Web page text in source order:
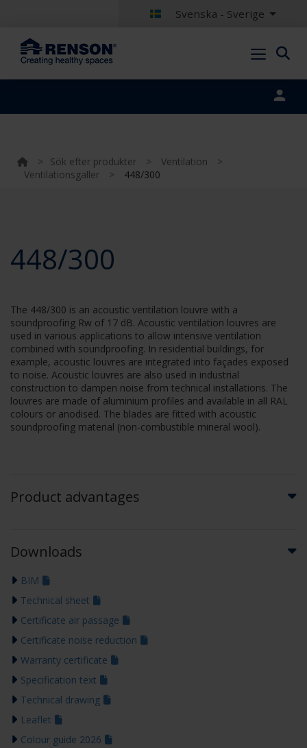
Svenska - Sverige
> Sök efter produkter > Ventilation
>
Ventilationsgaller
> 448/300
448/300
The 448/300 is an acoustic ventilation louvre with a
soundproofing Rw of 17 dB. Acoustic ventilation louvres are
used in various applications to allow intensive ventilation
combined with soundproofing. In residential buildings, for
example, acoustic louvres are integrated into façades exposed
to noise. Acoustic louvres are also used in industrial
construction to dampen noise from technical installations. The
louvres are made of aluminium profiles and available in all RAL
colours or anodised. The blades are fitted with acoustic
soundproofing material (non-combustible mineral wool).
Product advantages
Downloads
BIM
Technical sheet
Certificate air passage
Certificate noise reduction
Warranty certificate
Specification text
Technical drawing
Leaflet
Colour guide 2026